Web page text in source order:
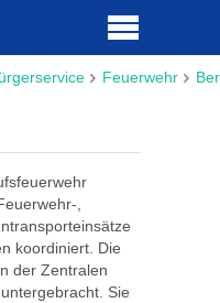
Feuerwehr
,
koordiniert. Die
der Zentralen
Sie